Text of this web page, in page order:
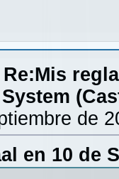
Re:Mis
de
en 10 de